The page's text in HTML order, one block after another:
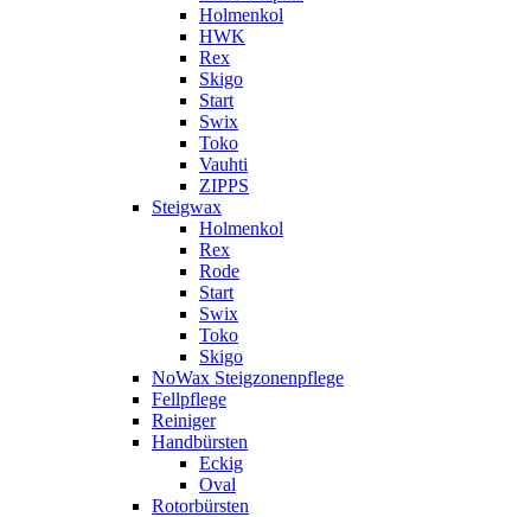
Holmenkol
HWK
Rex
Skigo
Start
Swix
Toko
Vauhti
ZIPPS
Steigwax
Holmenkol
Rex
Rode
Start
Swix
Toko
Skigo
NoWax Steigzonenpflege
Fellpflege
Reiniger
Handbürsten
Eckig
Oval
Rotorbürsten